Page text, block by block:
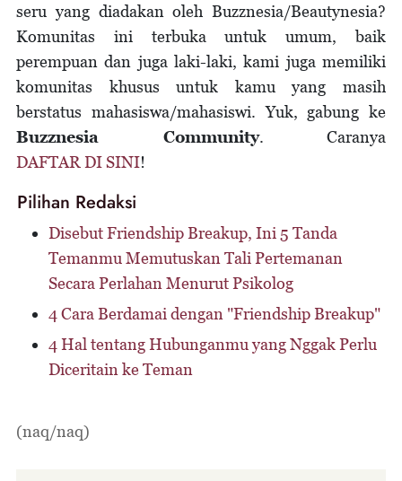
seru yang diadakan oleh Buzznesia/Beautynesia?
Komunitas ini terbuka untuk umum, baik
perempuan dan juga laki-laki, kami juga memiliki
komunitas khusus untuk kamu yang masih
berstatus mahasiswa/mahasiswi. Yuk, gabung ke
Buzznesia Community. Caranya
DAFTAR DI SINI!
Pilihan Redaksi
Disebut Friendship Breakup, Ini 5 Tanda
Temanmu Memutuskan Tali Pertemanan
Secara Perlahan Menurut Psikolog
4 Cara Berdamai dengan "Friendship Breakup"
4 Hal tentang Hubunganmu yang Nggak Perlu
Diceritain ke Teman
(naq/naq)